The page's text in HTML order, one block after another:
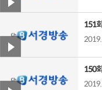
151
150